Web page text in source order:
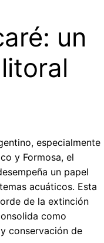
un
especialmente
y Formosa, el
un papel
acuáticos. Esta
de la extinción
como
conservación de